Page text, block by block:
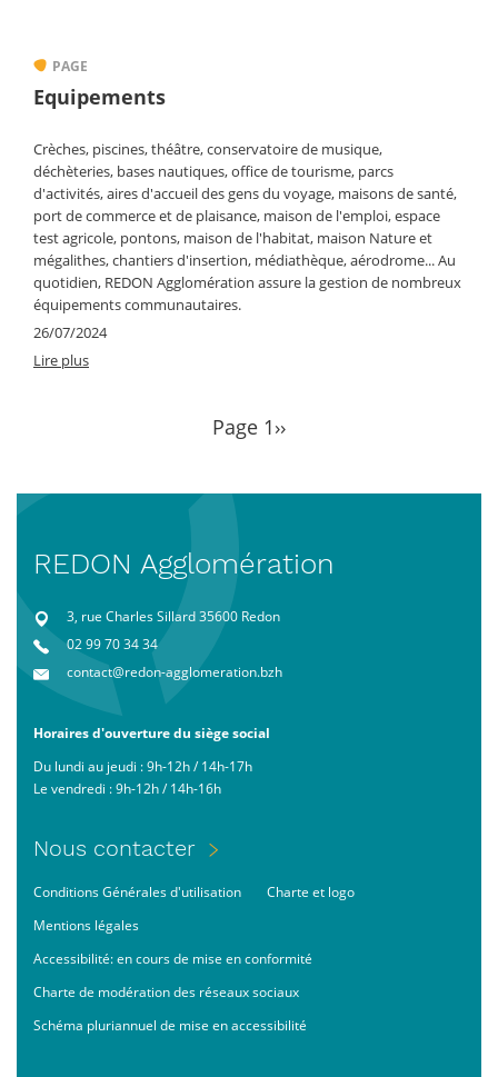
PAGE
Equipements
Crèches, piscines, théâtre, conservatoire de musique,
déchèteries, bases nautiques, office de tourisme, parcs
d'activités, aires d'accueil des gens du voyage, maisons de santé,
port de commerce et de plaisance, maison de l'emploi, espace
test agricole, pontons, maison de l'habitat, maison Nature et
mégalithes, chantiers d'insertion, médiathèque, aérodrome... Au
quotidien, REDON Agglomération assure la gestion de nombreux
équipements communautaires.
26/07/2024
Lire plus
Page 1Page
››
REDON Agglomération
3, rue Charles Sillard 35600 Redon
02 99 70 34 34
contact@redon-agglomeration.bzh
Horaires d'ouverture du siège social
Du lundi au jeudi : 9h-12h / 14h-17h
Le vendredi : 9h-12h / 14h-16h
Menu
de
page
Nous contacter
Footer
bas
Conditions Générales d'utilisation
Charte et logo
Mentions légales
Accessibilité: en cours de mise en conformité
Charte de modération des réseaux sociaux
Schéma pluriannuel de mise en accessibilité